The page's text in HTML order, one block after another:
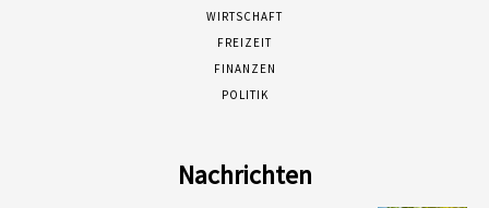
WIRTSCHAFT
FREIZEIT
FINANZEN
POLITIK
Nachrichten